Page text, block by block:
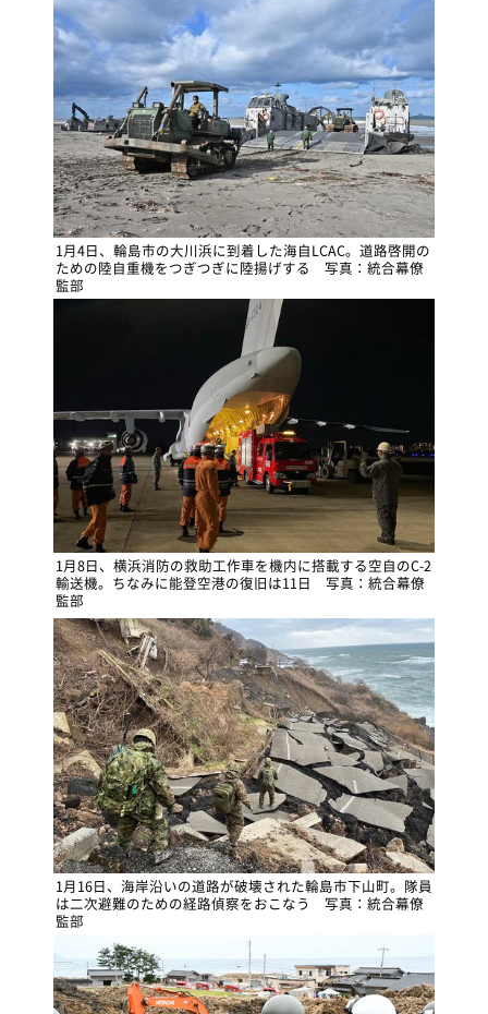
1月4日、輪島市の大川浜に到着した海自LCAC。道路啓開の
ための陸自重機をつぎつぎに陸揚げする 写真：統合幕僚
監部
1月8日、横浜消防の救助工作車を機内に搭載する空自のC-2
輸送機。ちなみに能登空港の復旧は11日 写真：統合幕僚
監部
1月16日、海岸沿いの道路が破壊された輪島市下山町。隊員
は二次避難のための経路偵察をおこなう 写真：統合幕僚
監部